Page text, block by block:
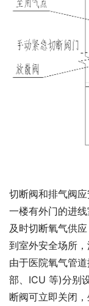
切断阀和排气阀
一楼有外门的进
及时切断氧气供
到室外安全场所，
由于医院氧气管
部、ICU 等)分别
断阀可立即关闭